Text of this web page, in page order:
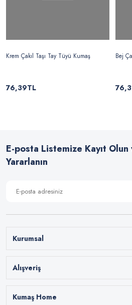
Krem Çakıl Taşı Tay Tüyü Kumaş
76,39TL
Bej
E-posta Listemize Kayıt
Yararlanın
Kurumsal
Alışveriş
Kumaş Home